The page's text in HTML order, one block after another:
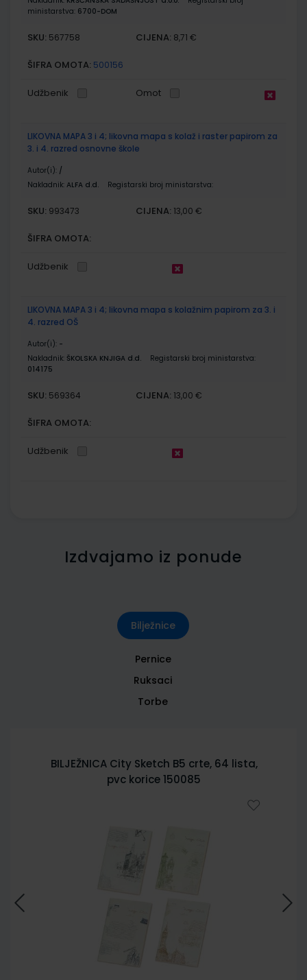
ministarstva: 6700-DOM
SKU: 567758 CIJENA: 8,71 €
ŠIFRA OMOTA: 500156
Udžbenik Omot
LIKOVNA MAPA 3 i 4; likovna mapa s kolaž i raster papirom za
3. i 4. razred osnovne škole
Autor(i): /
Nakladnik: ALFA d.d. Registarski broj ministarstva:
SKU: 993473 CIJENA: 13,00 €
ŠIFRA OMOTA:
Udžbenik
LIKOVNA MAPA 3 i 4; likovna mapa s kolažnim papirom za 3. i
4. razred OŠ
Autor(i): -
Nakladnik: ŠKOLSKA KNJIGA d.d.
Registarski broj ministarstva:
014175
SKU: 569364 CIJENA: 13,00 €
ŠIFRA OMOTA:
Udžbenik
Izdvajamo iz ponude
Bilježnice
Pernice
Ruksaci
Torbe
BILJEŽNICA City Sketch B5 crte, 64 lista,
pvc korice 150085